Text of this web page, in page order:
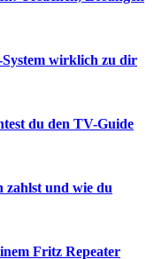
System wirklich zu dir
du den TV-Guide
zahlst und wie du
Fritz Repeater